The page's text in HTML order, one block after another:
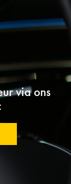
via ons